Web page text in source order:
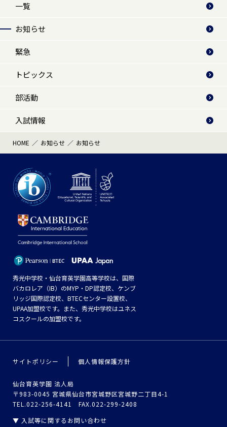
一覧
お知らせ
緊急
トピックス
部活動
入試情報
HOME お知らせ お知らせ
秀光中学校・仙台育英学園高等学校は、国際
バカロレア（IB）のMYP・DP認定校、ケンブ
リッジ国際認定校、BTECセンター設置校、
UPAA加盟校です。また、秀光中学校はユネス
コスクールの加盟校です。
サイトポリシー 個人情報保護方針
仙台育英学園 法人局
〒983-0045 宮城県仙台市宮城野区宮城野二丁目4-1
TEL.022-256-4141 FAX.022-299-2408
▼ 入試等に関するお問い合わせ